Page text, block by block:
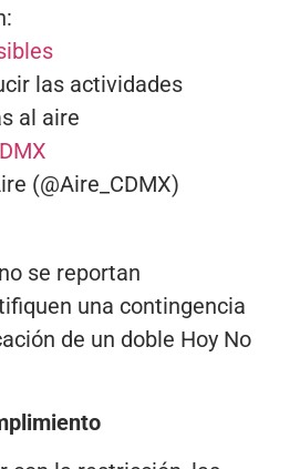
las actividades
al aire
(@Aire_CDMX)
se reportan
una contingencia
de un doble Hoy No